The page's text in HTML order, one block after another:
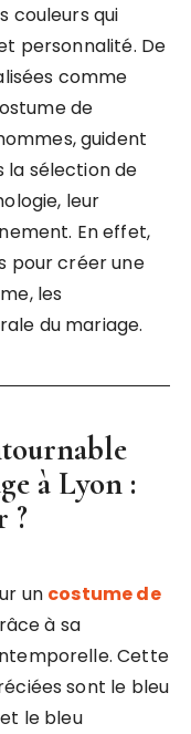
couleurs qui
personnalité. De
comme
de
guident
la sélection de
leur
En effet,
pour créer une
les
du mariage.
à Lyon :
?
un costume de
à sa
Cette
sont le bleu
le bleu